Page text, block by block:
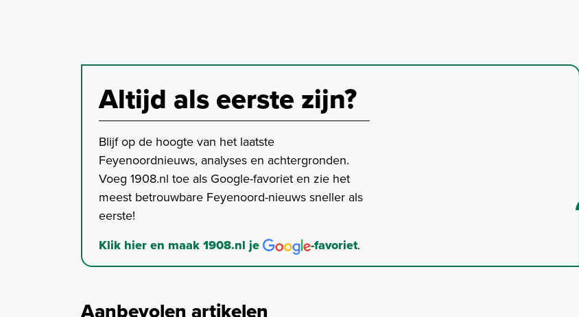
Altijd als eerste zijn?
Blijf op de hoogte van het laatste
Feyenoordnieuws, analyses en achtergronden.
Voeg 1908.nl toe als Google-favoriet en zie het
meest betrouwbare Feyenoord-nieuws sneller als
eerste!
Klik hier en maak 1908.nl je -favoriet.